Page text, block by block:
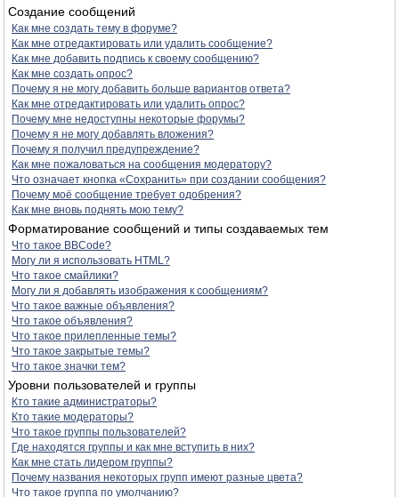
Создание сообщений
Как мне создать тему в форуме?
Как мне отредактировать или удалить сообщение?
Как мне добавить подпись к своему сообщению?
Как мне создать опрос?
Почему я не могу добавить больше вариантов ответа?
Как мне отредактировать или удалить опрос?
Почему мне недоступны некоторые форумы?
Почему я не могу добавлять вложения?
Почему я получил предупреждение?
Как мне пожаловаться на сообщения модератору?
Что означает кнопка «Сохранить» при создании сообщения?
Почему моё сообщение требует одобрения?
Как мне вновь поднять мою тему?
Форматирование сообщений и типы создаваемых тем
Что такое BBCode?
Могу ли я использовать HTML?
Что такое смайлики?
Могу ли я добавлять изображения к сообщениям?
Что такое важные объявления?
Что такое объявления?
Что такое прилепленные темы?
Что такое закрытые темы?
Что такое значки тем?
Уровни пользователей и группы
Кто такие администраторы?
Кто такие модераторы?
Что такое группы пользователей?
Где находятся группы и как мне вступить в них?
Как мне стать лидером группы?
Почему названия некоторых групп имеют разные цвета?
Что такое группа по умолчанию?